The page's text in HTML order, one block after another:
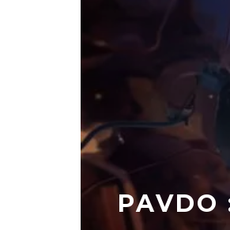
PAVDO